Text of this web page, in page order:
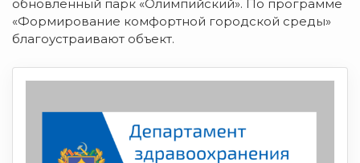
обновленный парк «Олимпийский». По программе
«Формирование комфортной городской среды»
благоустраивают объект.